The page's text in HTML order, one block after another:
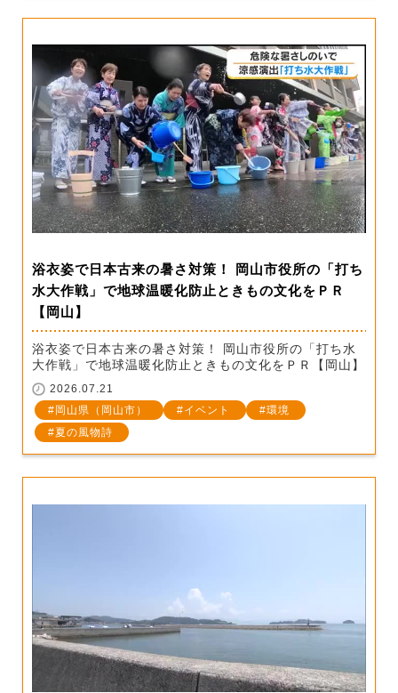
浴衣姿で日本古来の暑さ対策！ 岡山市役所の「打ち
水大作戦」で地球温暖化防止ときもの文化をＰＲ
【岡山】
浴衣姿で日本古来の暑さ対策！ 岡山市役所の「打ち水
大作戦」で地球温暖化防止ときもの文化をＰＲ【岡山】
2026.07.21
岡山県（岡山市）
イベント
環境
夏の風物詩